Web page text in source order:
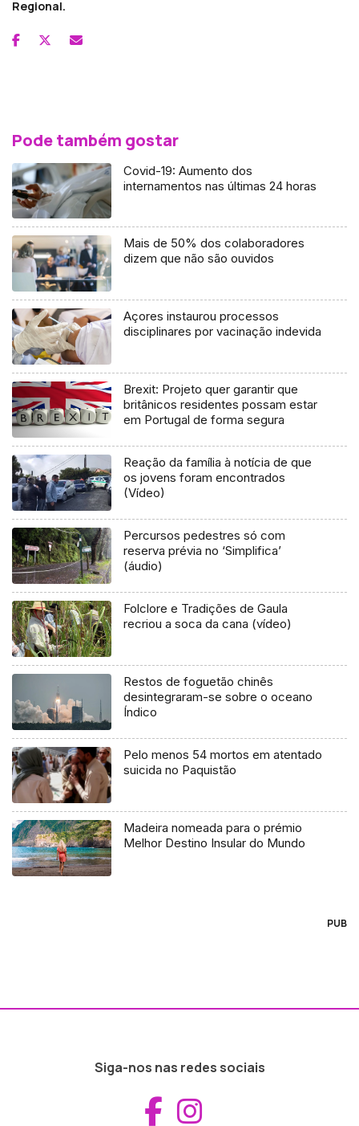
Regional.
Pode também gostar
Covid-19: Aumento dos
internamentos nas últimas 24 horas
Mais de 50% dos colaboradores
dizem que não são ouvidos
Açores instaurou processos
disciplinares por vacinação indevida
Brexit: Projeto quer garantir que
britânicos residentes possam estar
em Portugal de forma segura
Reação da família à notícia de que
os jovens foram encontrados
(Vídeo)
Percursos pedestres só com
reserva prévia no ‘Simplifica’
(áudio)
Folclore e Tradições de Gaula
recriou a soca da cana (vídeo)
Restos de foguetão chinês
desintegraram-se sobre o oceano
Índico
Pelo menos 54 mortos em atentado
suicida no Paquistão
Madeira nomeada para o prémio
Melhor Destino Insular do Mundo
PUB
Siga-nos nas redes sociais
Aceder ao